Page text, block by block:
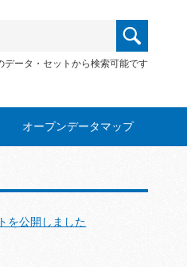
データ・セットから検索可能です
オープンデータマップ
を公開しました